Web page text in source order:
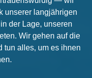
unserer langjährigen
der Lage, unseren
Wir gehen auf die
tun alles, um es ihnen